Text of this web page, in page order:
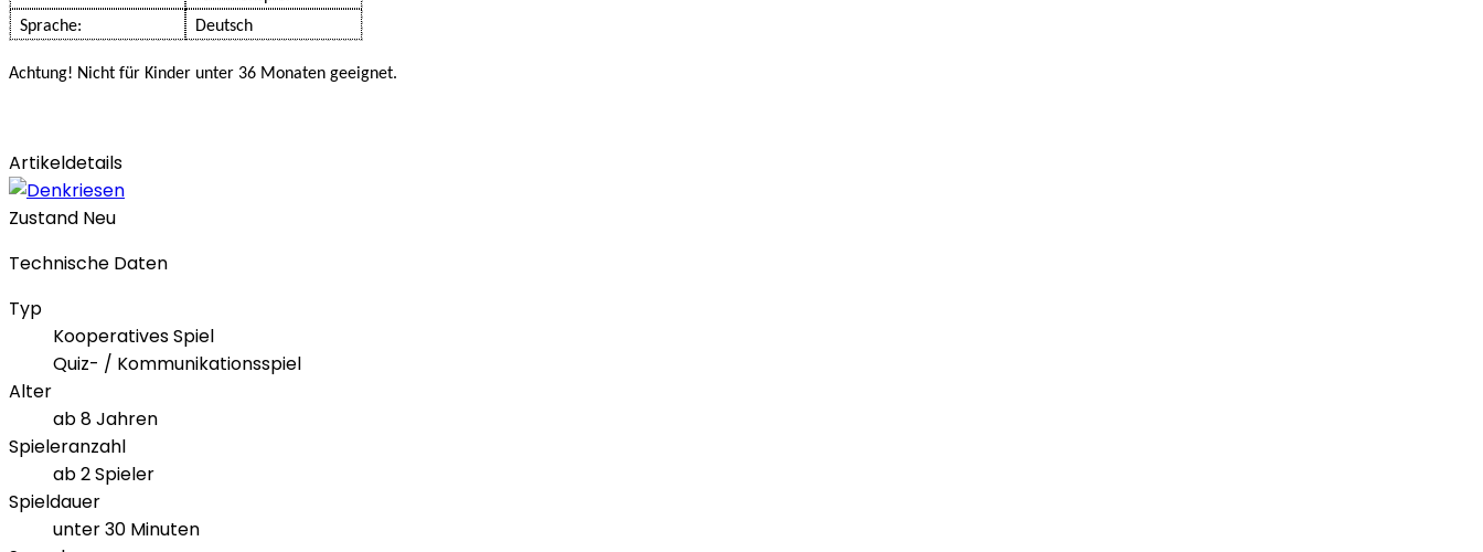
Sprache:
Deutsch
Achtung! Nicht für Kinder unter 36 Monaten geeignet.
Artikeldetails
Zustand Neu
Technische Daten
Typ
Kooperatives Spiel
Quiz- / Kommunikationsspiel
Alter
ab 8 Jahren
Spieleranzahl
ab 2 Spieler
Spieldauer
unter 30 Minuten